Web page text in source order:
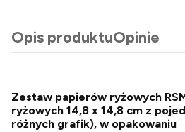
Opis produktuOpinie
Zestaw papierów ryżowych
ryżowych 14,8 x 14,8 cm z
różnych grafik), w opakowaniu